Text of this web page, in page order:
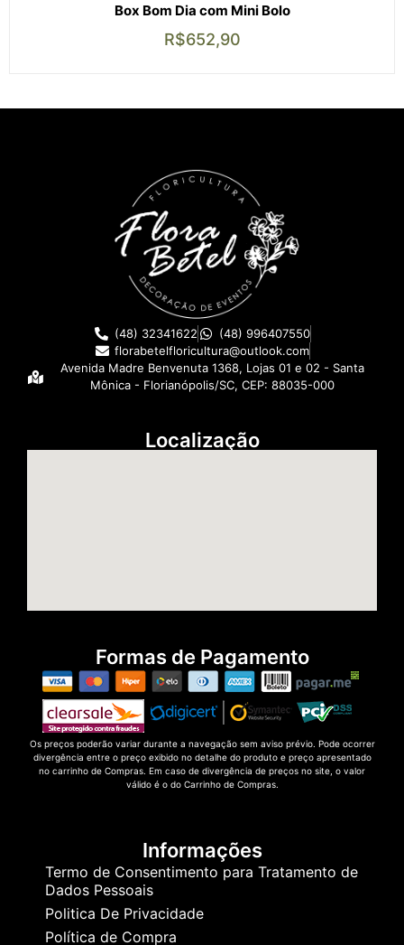
Box Bom Dia com Mini Bolo
R$652,90
(48) 32341622
(48) 996407550
florabetelfloricultura@outlook.com
Avenida Madre Benvenuta 1368, Lojas 01 e 02 - Santa
Mônica - Florianópolis/SC, CEP: 88035-000
Localização
Formas de Pagamento
Os preços poderão variar durante a navegação sem aviso prévio. Pode ocorrer
divergência entre o preço exibido no detalhe do produto e preço apresentado
no carrinho de Compras. Em caso de divergência de preços no site, o valor
válido é o do Carrinho de Compras.
Informações
Termo de Consentimento para Tratamento de
Dados Pessoais
Politica De Privacidade
Política de Compra